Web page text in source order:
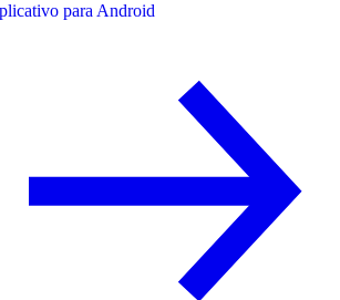
para Android